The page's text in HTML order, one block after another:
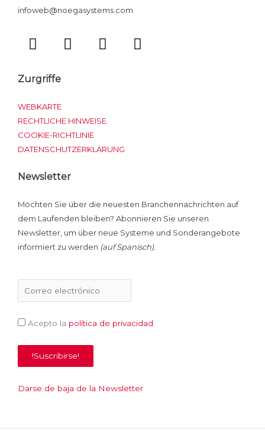
infoweb@noegasystems.com
T
w
t
e
r
F
a
o
k
L
i
i
Y
o
Zurgriffe
WEBKARTE
RECHTLICHE HINWEISE
COOKIE-RICHTLINIE
DATENSCHUTZERKLÄRUNG
Newsletter
Möchten Sie über die neuesten Branchennachrichten auf
dem Laufenden bleiben? Abonnieren Sie unseren
Newsletter, um über neue Systeme und Sonderangebote
informiert zu werden (auf Spanisch).
Acepto la política de privacidad
Darse de baja de la Newsletter